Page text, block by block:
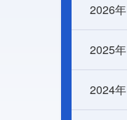
2026年
2025年
2024年